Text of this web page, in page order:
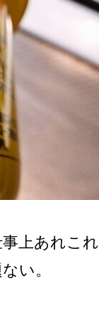
上あれこれ
い。